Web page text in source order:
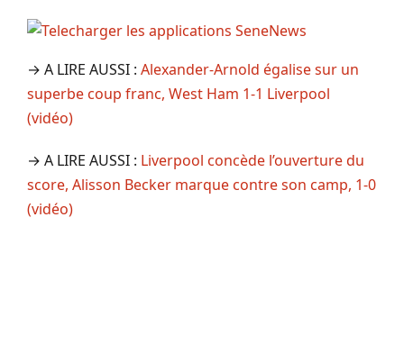
→ A LIRE AUSSI : Alexander-Arnold égalise sur un
superbe coup franc, West Ham 1-1 Liverpool
(vidéo)
→ A LIRE AUSSI : Liverpool concède l’ouverture du
score, Alisson Becker marque contre son camp, 1-0
(vidéo)